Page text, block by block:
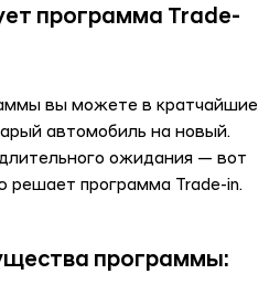
программа Trade-
вы можете в кратчайшие
автомобиль на новый.
ожидания — вот
решает программа Trade-in.
программы: